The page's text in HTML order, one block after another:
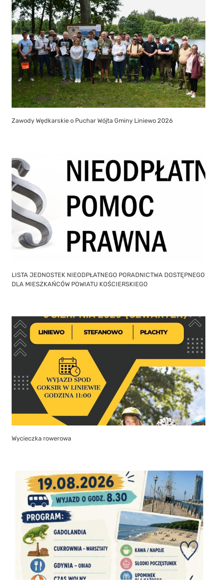
Zawody Wędkarskie o Puchar Wójta Gminy Liniewo 2026
LISTA JEDNOSTEK NIEODPŁATNEGO PORADNICTWA DOSTĘPNEGO
DLA MIESZKAŃCÓW POWIATU KOŚCIERSKIEGO
Wycieczka rowerowa